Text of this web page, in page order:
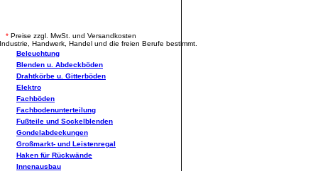
* Preise zzgl. MwSt. und Versandkosten
Handwerk, Handel und die freien Berufe bestimmt.
Beleuchtung
Blenden u. Abdeckböden
Drahtkörbe u. Gitterböden
Elektro
Fachböden
Fachbodenunterteilung
Fußteile und Sockelblenden
Gondelabdeckungen
Großmarkt- und Leistenregal
Haken für Rückwände
Innenausbau